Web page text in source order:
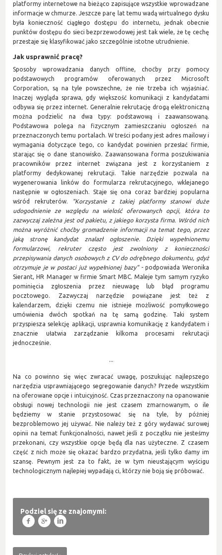
platformy internetowe na bieżąco zapisujące wszystkie wprowadzane
informacje w chmurze. Jeszcze parę lat temu wadą wirtualnego dysku
była konieczność ciągłego dostępu do internetu, jednak obecnie
punktów dostępu do sieci bezprzewodowej jest tak wiele, że tę cechę
przestaje się klasyfikować jako szczególnie istotne utrudnienie.
Jak usprawnić pracę?
Sposoby wprowadzania danych offline, choćby przy pomocy
podstawowych programów oferowanych przez Microsoft
Corporation, są na tyle powszechne, że nie trzeba ich wyjaśniać.
Inaczej wygląda sprawa, gdy większość komunikacji z kandydatami
odbywa się przez internet. Generalnie rekrutację drogą elektroniczną
można podzielić na dwa typy: podstawową i zaawansowaną.
Podstawowa polega na fizycznym zamieszczaniu ogłoszeń na
przeznaczonych temu portalach. W treści podany jest adres mailowy i
wymagania dotyczące tego, co kandydat powinien przesłać firmie,
starając się o dane stanowisko. Zaawansowana forma poszukiwania
pracowników przez internet związana jest z korzystaniem z
platformy dedykowanej rekrutacji. Takie narzędzie pozwala na
wygenerowania linków do formularza rekrutacyjnego, wklejanego
następnie w ogłoszeniach. Staje się ona coraz bardziej popularna
wśród rekruterów.
"Korzystanie z takiej platformy stanowi duże
udogodnienie ze względu na wielość oferowanych opcji, która to
zazwyczaj zależna jest od pakietu, z jakiego korzysta firma. Wśród nich
można wyróżnić choćby gromadzenie informacji na temat tego, przez
jaką stronę kandydat znalazł ogłoszenie. Dzięki wypełnionemu
formularzowi, rekruter często jest zwolniony z konieczności
przepisywania danych osobowych z CV do odrębnego dokumentu, gdyż
otrzymuje je w postaci już wypełnionej bazy"- podpowiada Weronika
Sierant, HR Manager w firmie Smart MBC. Maleje tym samym ryzyko
pominięcia zgłoszenia przez nieuwagę lub błąd programu
pocztowego. Zazwyczaj narzędzie powiązane jest też z
kalendarzem, dzięki czemu nie istnieje możliwość pomyłkowego
umówienia dwóch spotkań na tę samą godzinę. Taki system
przyspiesza selekcję aplikacji, usprawnia komunikację z kandydatem i
znacznie ułatwia zarządzanie kilkoma procesami rekrutacji
jednocześnie.
...
Na co powinno się więc zwracać uwagę, poszukując najlepszego
narzędzia usprawniającego segregowanie danych? Przede wszystkim
na oferowane opcje i intuicyjność. Czas przeznaczony na opanowanie
obsługi nowej technologii nie jest czasem zmarnowanym, o ile
będziemy w stanie przystosować się na tyle, by później
bezproblemowo jej używać. Nie należy też z góry wydawać surowej
opinii na temat funkcjonalności, nawet jeśli z początku nie jesteśmy
przekonani, czy wszystkie opcje będą dla nas użyteczne. Z czasem
część z nich może się okazać bardzo przydatna, jeśli tylko damy im
szansę. Pewnym jest za to fakt, że w tym nieustającym wyścigu
technologicznym najlepiej wypadają ci, którzy nie boją się próbować.
Podziel się ze znajomymi:
f g l